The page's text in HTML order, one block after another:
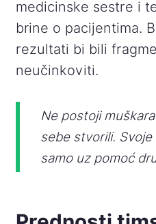
medicinske sestre i
brine o pacijentima.
rezultati bi bili
neučinkoviti.
Ne postoji
sebe stvorili.
samo uz pomoć